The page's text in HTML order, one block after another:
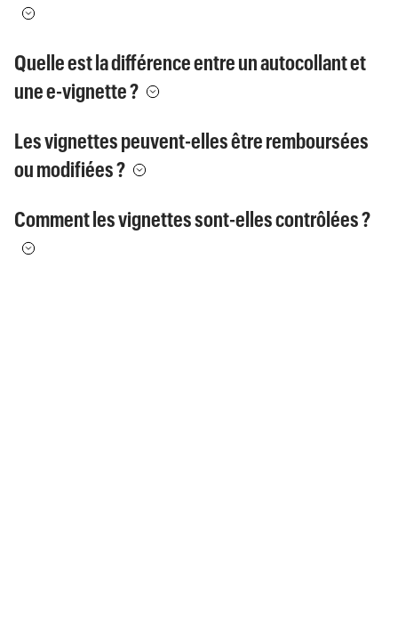
Quelle est la différence entre un autocollant et
une e-vignette ?
Les vignettes peuvent-elles être remboursées
ou modifiées ?
Comment les vignettes sont-elles contrôlées ?